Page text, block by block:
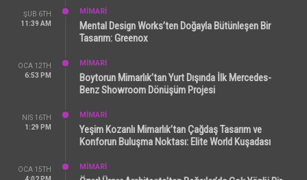
ŞUB 6TH
11:39 AM
MİMARİ
Mental Design Works’ten Doğayla Bütünleşen Bir
Tasarım: Greenox
OCA 12TH
6:53 PM
MİMARİ
Boytorun Mimarlık’tan Yurt Dışında İlk Mercedes-
Benz Showroom Dönüşüm Projesi
NIS 16TH
1:29 PM
MİMARİ
Yeşim Kozanlı Mimarlık’tan Çağdaş Tasarım ve
Konforun Buluşma Noktası: Elite World Kuşadası
OCA 15TH
MİMARİ